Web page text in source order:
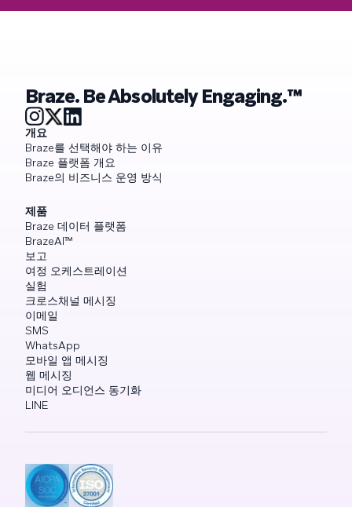
Braze. Be Absolutely Engaging.™
개요
Braze를 선택해야 하는 이유
Braze 플랫폼 개요
Braze의 비즈니스 운영 방식
제품
Braze 데이터 플랫폼
BrazeAI™
보고
여정 오케스트레이션
실험
크로스채널 메시징
이메일
SMS
WhatsApp
모바일 앱 메시징
웹 메시징
미디어 오디언스 동기화
LINE